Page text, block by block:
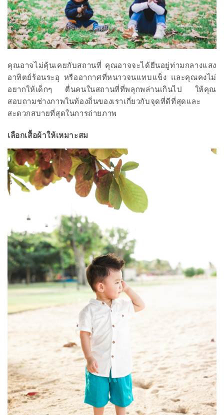
คุณอาจไม่คุ้นเคยกับสถานที่ คุณอาจจะได้ยืนอยู่ท่ามกลางแสง
อาทิตย์ร้อนระอุ หรืออากาศที่หนาวจนแทบแข็ง และคุณคงไม่
อยากให้เด็กๆ ตื่นคนในสถานที่ที่พลุกพล่านเกินไป ให้คุณ
สอบถามช่างภาพในท้องถิ่นของเราเกี่ยวกับจุดที่ดีที่สุดและ
สะดวกสบายที่สุดในการถ่ายภาพ
เลือกเสื้อผ้าให้เหมาะสม